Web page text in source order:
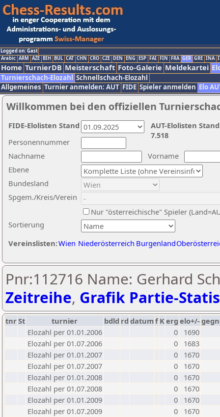
Logged on: Gast
Arabic ARM AZE BIH BUL CAT CHN CRO CZE DEN ENG ESP FAI FIN FRA GER GRE INA
Home TurnierDB Meisterschaft Foto-Galerie Meldekartei
Turnierschach-Elozahl Schnellschach-Elozahl
Allgemeines Turnier anmelden: AUT FIDE Spieler anmelden Elo
Willkommen bei den offiziellen
Nachname
Vorname
Ebene
Sortierung
Personennummer
Bundesland
Spgem./Kreis/Verein
Nur "österreichische" Spieler
Vereinslisten:Wien Niederösterreich Burgenland
AUT-Elolisten
7.518
FIDE-Elolisten Stand
Pnr:112716 Name: Gerhard
Zeitreihe, Grafik Partie-
tnrSt turnier bdld rd datumf Kerg elo+/-
Elozahl per 01.01.2006
0
1690
Elozahl per 01.07.2006
0
1683
Elozahl per 01.01.2007
0
1670
Elozahl per 01.07.2007
0
1670
Elozahl per 01.01.2008
0
1670
Elozahl per 01.07.2008
0
1670
Elozahl per 01.01.2009
0
1670
Elozahl per 01.07.2009
0
1670